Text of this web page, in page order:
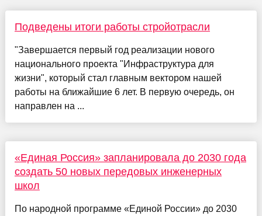
Подведены итоги работы стройотрасли
"Завершается первый год реализации нового
национального проекта "Инфраструктура для
жизни", который стал главным вектором нашей
работы на ближайшие 6 лет. В первую очередь, он
направлен на ...
«Единая Россия» запланировала до 2030 года
создать 50 новых передовых инженерных
школ
По народной программе «Единой России» до 2030